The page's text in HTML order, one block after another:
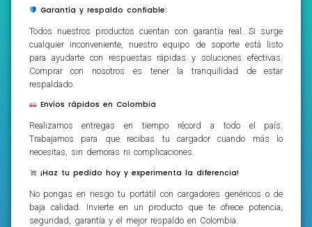
Garantía y respaldo confiable:
Todos nuestros productos cuentan con garantía real. Si surge
cualquier inconveniente, nuestro equipo de soporte está listo
para ayudarte con respuestas rápidas y soluciones efectivas.
Comprar con nosotros es tener la tranquilidad de estar
respaldado.
Envíos rápidos en Colombia
Realizamos entregas en tiempo récord a todo el país.
Trabajamos para que recibas tu cargador cuando más lo
necesitas, sin demoras ni complicaciones.
¡Haz tu pedido hoy y experimenta la diferencia!
No pongas en riesgo tu portátil con cargadores genéricos o de
baja calidad. Invierte en un producto que te ofrece potencia,
seguridad, garantía y el mejor respaldo en Colombia.